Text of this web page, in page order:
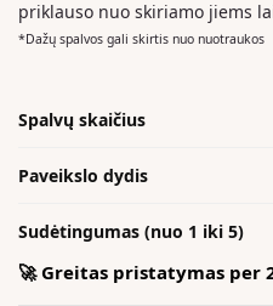
priklauso nuo skiriamo jiems
*Dažų spalvos gali skirtis nuo nuotraukos
Spalvų skaičius
Paveikslo dydis
Sudėtingumas (nuo 1 iki 5)
🚀 Greitas pristatymas per